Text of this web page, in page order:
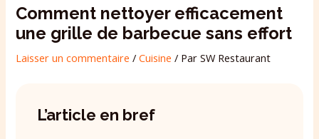
Comment nettoyer efficacement
une grille de barbecue sans effort
Laisser un commentaire /Cuisine / ParSW Restaurant
L’article en bref